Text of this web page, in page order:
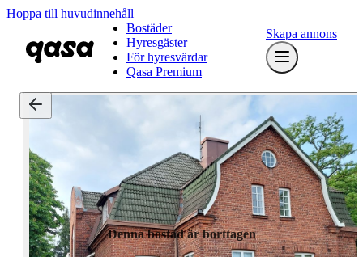
Hoppa till huvudinnehåll
Bostäder
Hyresgäster
För hyresvärdar
Qasa Premium
Skapa annons
Denna bostad är borttagen